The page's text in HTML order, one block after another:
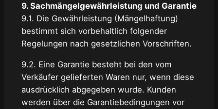
9. Sachmängelgewährleistung und Garantie
9.1. Die Gewährleistung (Mängelhaftung)
bestimmt sich vorbehaltlich folgender
Regelungen nach gesetzlichen Vorschriften.
9.2. Eine Garantie besteht bei den vom
Verkäufer gelieferten Waren nur, wenn diese
ausdrücklich abgegeben wurde. Kunden
werden über die Garantiebedingungen vor